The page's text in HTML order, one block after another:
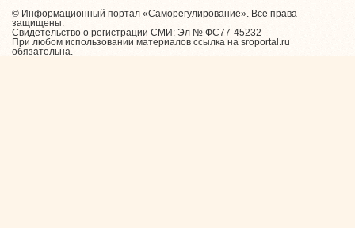
© Информационный портал «Саморегулирование». Все права
защищены.
Свидетельство о регистрации СМИ: Эл № ФС77-45232
При любом использовании материалов ссылка на sroportal.ru
обязательна.